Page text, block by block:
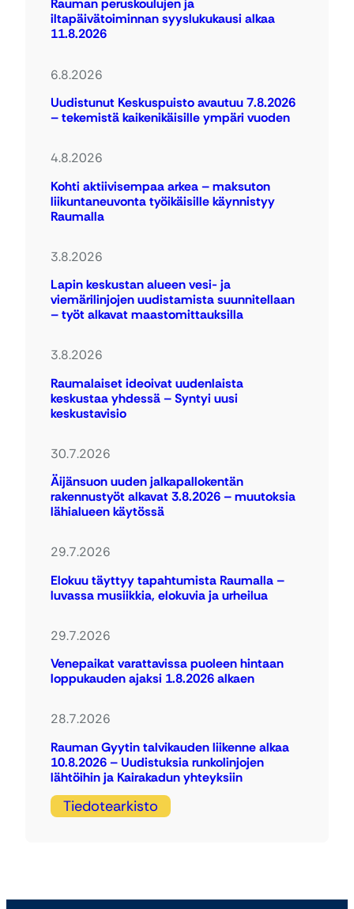
Rauman peruskoulujen ja
iltapäivätoiminnan syyslukukausi alkaa
11.8.2026
6.8.2026
Uudistunut Keskuspuisto avautuu 7.8.2026
– tekemistä kaikenikäisille ympäri vuoden
4.8.2026
Kohti aktiivisempaa arkea – maksuton
liikuntaneuvonta työikäisille käynnistyy
Raumalla
3.8.2026
Lapin keskustan alueen vesi- ja
viemärilinjojen uudistamista suunnitellaan
– työt alkavat maastomittauksilla
3.8.2026
Raumalaiset ideoivat uudenlaista
keskustaa yhdessä – Syntyi uusi
keskustavisio
30.7.2026
Äijänsuon uuden jalkapallokentän
rakennustyöt alkavat 3.8.2026 – muutoksia
lähialueen käytössä
29.7.2026
Elokuu täyttyy tapahtumista Raumalla –
luvassa musiikkia, elokuvia ja urheilua
29.7.2026
Venepaikat varattavissa puoleen hintaan
loppukauden ajaksi 1.8.2026 alkaen
28.7.2026
Rauman Gyytin talvikauden liikenne alkaa
10.8.2026 – Uudistuksia runkolinjojen
lähtöihin ja Kairakadun yhteyksiin
Tiedotearkisto